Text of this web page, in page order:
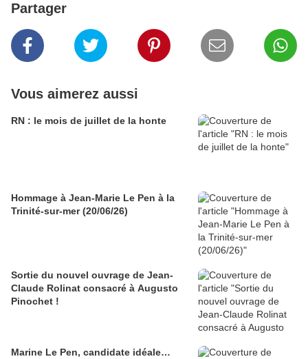
Partager
Vous aimerez aussi
RN : le mois de juillet de la honte
Hommage à Jean-Marie Le Pen à la
Trinité-sur-mer (20/06/26)
Sortie du nouvel ouvrage de Jean-
Claude Rolinat consacré à Augusto
Pinochet !
Marine Le Pen, candidate idéale…